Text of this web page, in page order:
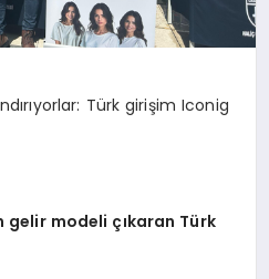
Türk girişim Iconig
modeli çıkaran Türk